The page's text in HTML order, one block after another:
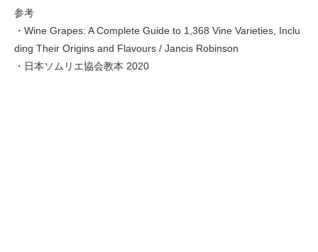
参考
・Wine Grapes: A Complete Guide to 1,368 Vine Varieties, Inclu
ding Their Origins and Flavours / Jancis Robinson
・日本ソムリエ協会教本 2020